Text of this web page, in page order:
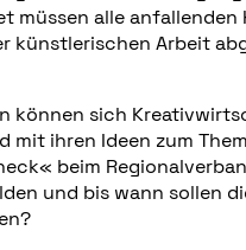
müssen alle anfallenden
künstlerischen Arbeit
können sich
mit ihren Ideen zum
beim
und bis wann sollen